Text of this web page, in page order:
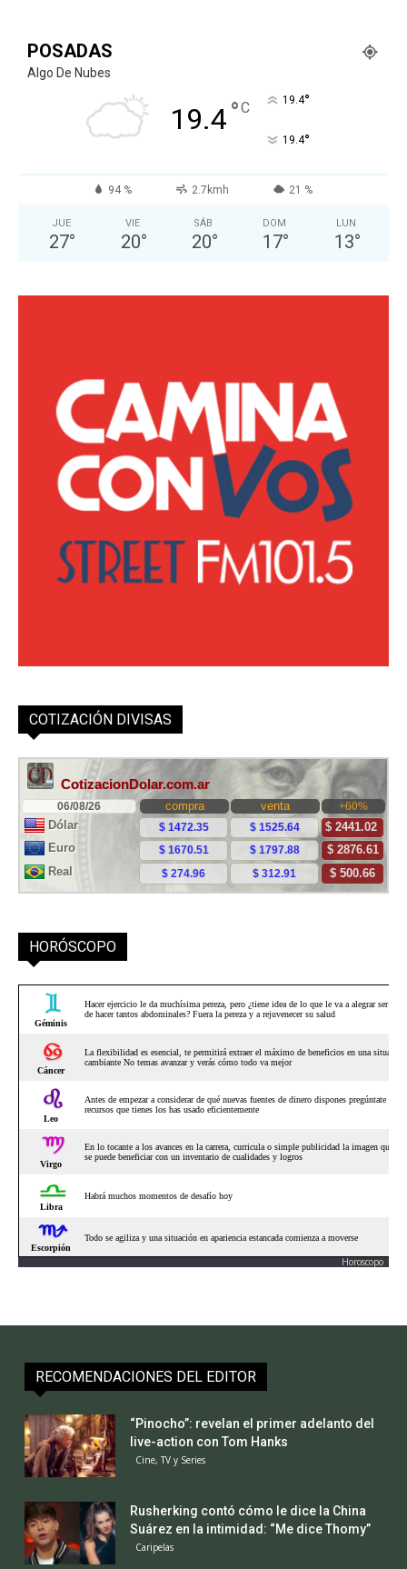
POSADAS
Algo De Nubes
19.4°C 19.4°
19.4°
94 % 2.7kmh 21 %
JUE
27°
VIE
20°
SÁB
20°
DOM
17°
LUN
13°
COTIZACIÓN DIVISAS
HORÓSCOPO
Horoscopo
RECOMENDACIONES DEL EDITOR
“Pinocho”: revelan el primer adelanto del
live-action con Tom Hanks
Cine, TV y Series
Rusherking contó cómo le dice la China
Suárez en la intimidad: “Me dice Thomy”
Caripelas